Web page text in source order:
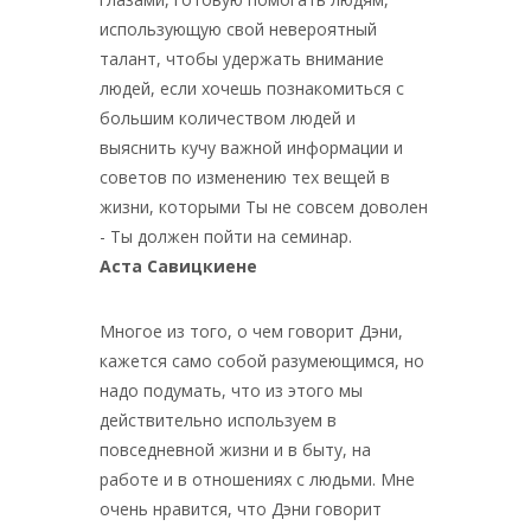
использующую свой невероятный
талант, чтобы удержать внимание
людей, если хочешь познакомиться с
большим количеством людей и
выяснить кучу важной информации и
советов по изменению тех вещей в
жизни, которыми Ты не совсем доволен
- Ты должен пойти на семинар.
Аста Савицкиене
Многое из того, о чем говорит Дэни,
кажется само собой разумеющимся, но
надо подумать, что из этого мы
действительно используем в
повседневной жизни и в быту, на
работе и в отношениях с людьми. Мне
очень нравится, что Дэни говорит